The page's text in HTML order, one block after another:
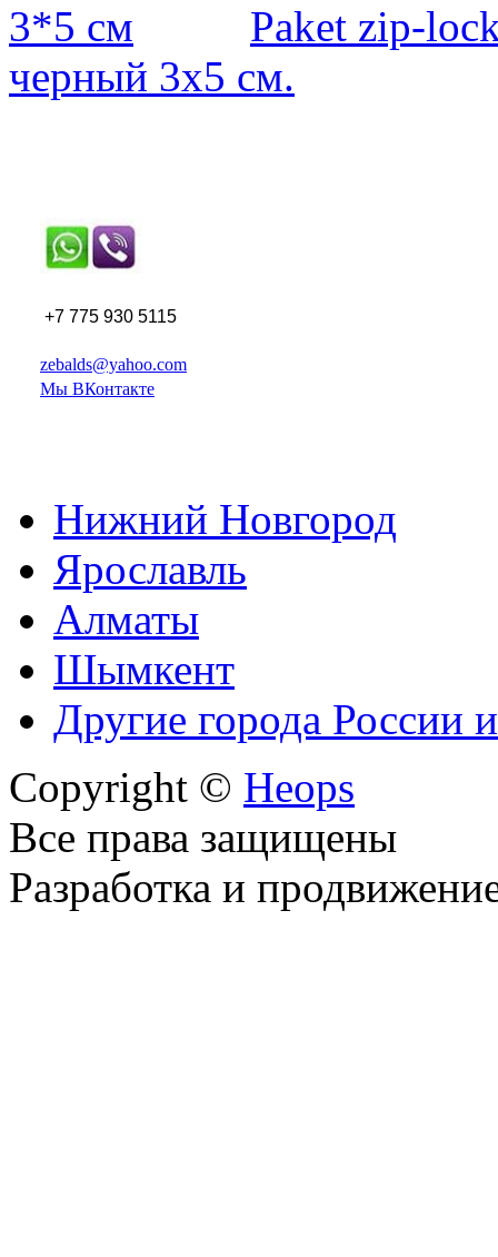
Paket zip-
черный 3x5 см.
+7 775 930 5115
zebalds@yahoo.com
Мы ВКонтакте
Нижний Новгород
Ярославль
Алматы
Шымкент
Другие города России
Copyright © Heops
Все права защищены
Разработка и